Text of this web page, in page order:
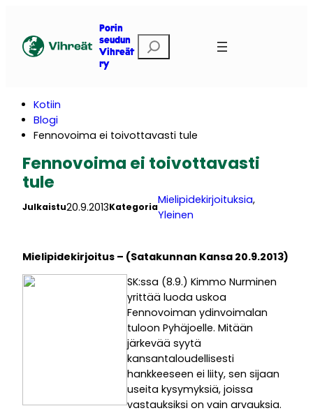
Porin
seudun
Vihreät
ry
t
Kotiin
Blogi
Fennovoima ei toivottavasti tule
Fennovoima ei toivottavasti
tule
Julkaistu20.9.2013Kategoria
Mielipidekirjoituksia
Yleinen
Mielipidekirjoitus – (Satakunnan Kansa 20.9.2013)
SK:ssa (8.9.) Kimmo Nurminen
yrittää luoda uskoa
Fennovoiman ydinvoimalan
tuloon Pyhäjoelle. Mitään
järkevää syytä
kansantaloudellisesti
hankkeeseen ei liity, sen sijaan
useita kysymyksiä, joissa
vastauksiksi on vain arvauksia.